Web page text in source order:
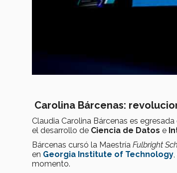
Carolina Bárcenas:
Claudia Carolina Bárcenas es egresada
el desarrollo de Ciencia de Datos e
Bárcenas cursó la Maestría Fulbright
en Georgia Institute of Technology
momento.